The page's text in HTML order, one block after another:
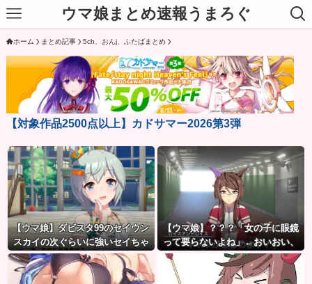
ウマ娘まとめ速報うまろぐ
ホーム まとめ記事 5ch、おんj、ふたばまとめ
【対象作品2500点以上】カドサマー2026第3弾
【ウマ娘】ダビスタ99のセイウン
スカイの次ぐらいに強いセイちゃ
ん。
【ウマ娘】？？？「女の子に眼鏡
って要らないよね」←おいおい、
こいつ●ぬぞ…